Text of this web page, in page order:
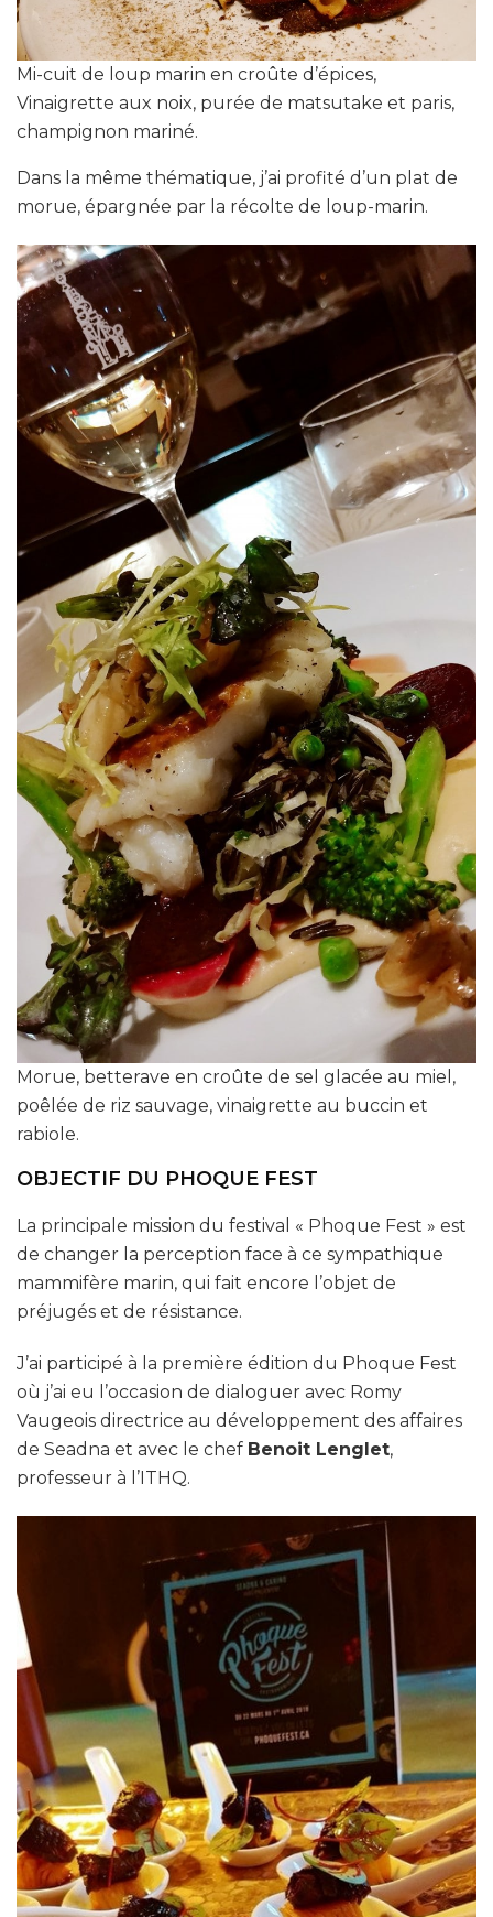
Mi-cuit de loup marin en croûte d’épices,
Vinaigrette aux noix, purée de matsutake et paris,
champignon mariné.
Dans la même thématique, j’ai profité d’un plat de
morue, épargnée par la récolte de loup-marin.
Morue, betterave en croûte de sel glacée au miel,
poêlée de riz sauvage, vinaigrette au buccin et
rabiole.
OBJECTIF DU PHOQUE FEST
La principale mission du festival « Phoque Fest » est
de changer la perception face à ce sympathique
mammifère marin, qui fait encore l’objet de
préjugés et de résistance.
J’ai participé à la première édition du Phoque Fest
où j’ai eu l’occasion de dialoguer avec Romy
Vaugeois directrice au développement des affaires
de Seadna et avec le chef Benoit Lenglet,
professeur à l’ITHQ.